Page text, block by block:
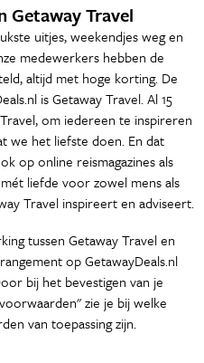
Getaway Travel
uitjes, weekendjes weg en
medewerkers hebben de
altijd met hoge korting. De
is Getaway Travel. Al 15
om iedereen te inspireren
we het liefste doen. En dat
op online reismagazines als
liefde voor zowel mens als
Travel inspireert en adviseert.
tussen Getaway Travel en
op GetawayDeals.nl
bij het bevestigen van je
zie je bij welke
van toepassing zijn.